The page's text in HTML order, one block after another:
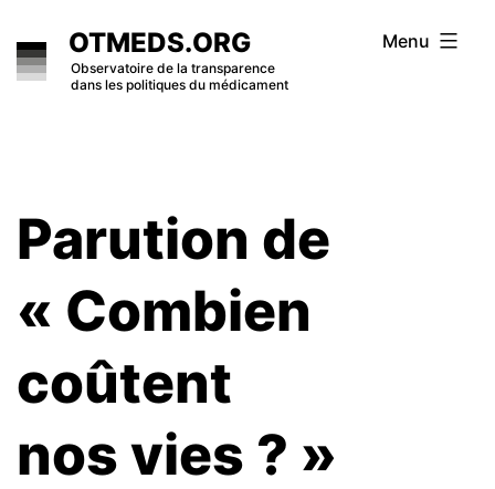
to
content
OTMEDS.ORG
Observatoire de la transparence
dans les politiques du médicament
Menu
Parution de
« Combien
coûtent
nos vies ? »